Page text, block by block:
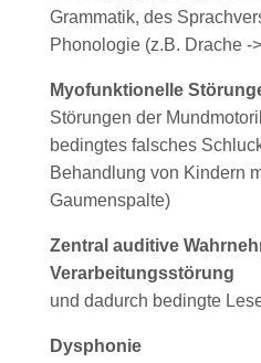
Grammatik, des
Phonologie (z.B. Drache -
Myofunktionelle
Störungen der
bedingtes falsches
Behandlung von Kindern
Gaumenspalte)
Zentral auditive
Verarbeitungsstörung
und dadurch bedingte
Dysphonie